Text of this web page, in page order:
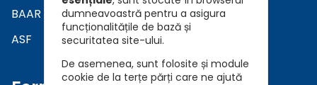
BAAR
ASF
dumneavoastră pentru a asigura
funcționalitățile de bază și
securitatea site-ului.
De asemenea, sunt folosite și module
cookie de la terțe părți care ne ajută